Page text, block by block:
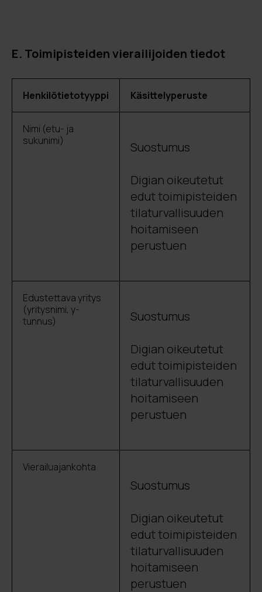
E. Toimipisteiden vierailijoiden tiedot
Henkilötietotyyppi Käsittelyperuste
Nimi (etu- ja
sukunimi)
Suostumus
Digian oikeutetut
edut toimipisteiden
tilaturvallisuuden
hoitamiseen
perustuen
Edustettava yritys
(yritysnimi, y-
tunnus)
Suostumus
Digian oikeutetut
edut toimipisteiden
tilaturvallisuuden
hoitamiseen
perustuen
Vierailuajankohta
Suostumus
Digian oikeutetut
edut toimipisteiden
tilaturvallisuuden
hoitamiseen
perustuen